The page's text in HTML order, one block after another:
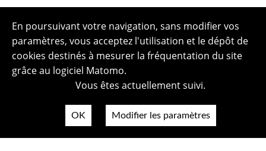
Plan du site
En poursuivant votre navigation, sans modifier vos
paramètres, vous acceptez l'utilisation et le dépôt de
cookies destinés à mesurer la fréquentation du site
grâce au logiciel Matomo.
Vous êtes actuellement suivi.
OK Modifier les paramètres